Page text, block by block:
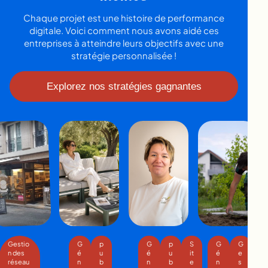
Chaque projet est une histoire de performance
digitale. Voici comment nous avons aidé ces
entreprises à atteindre leurs objectifs avec une
stratégie personnalisée !
Explorez nos stratégies gagnantes
Gestio
n des
réseau
G
é
n
p
u
b
G
é
n
p
u
b
S
it
e
G
é
n
G
e
s